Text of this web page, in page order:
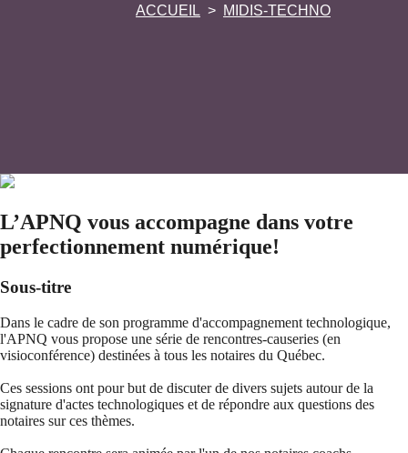
ACCUEIL MIDIS-TECHNO
L’APNQ vous accompagne dans votre
perfectionnement numérique!
Sous-titre
Dans le cadre de son programme d'accompagnement technologique,
l'APNQ vous propose une série de rencontres-causeries (en
visioconférence) destinées à tous les notaires du Québec.
Ces sessions ont pour but de discuter de divers sujets autour de la
signature d'actes technologiques et de répondre aux questions des
notaires sur ces thèmes.